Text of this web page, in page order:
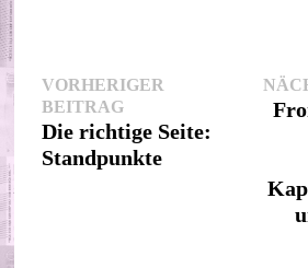
VORHERIGER
BEITRAGVorheriger
Beitrag:
Die richtige Seite:
Standpunkte